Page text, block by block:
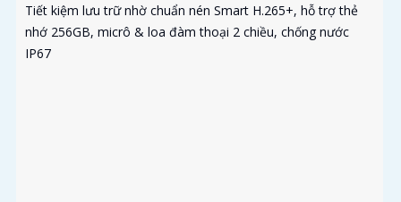
Tiết kiệm lưu trữ nhờ chuẩn nén Smart H.265+, hỗ trợ thẻ
nhớ 256GB, micrô & loa đàm thoại 2 chiều, chống nước
IP67